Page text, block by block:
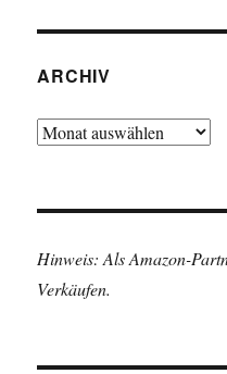
ARCHIV
Archiv
Hinweis: Als Amazon-
Verkäufen.